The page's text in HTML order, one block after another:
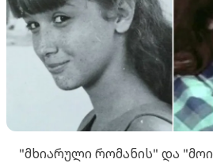
"მხიარული რომანის" და